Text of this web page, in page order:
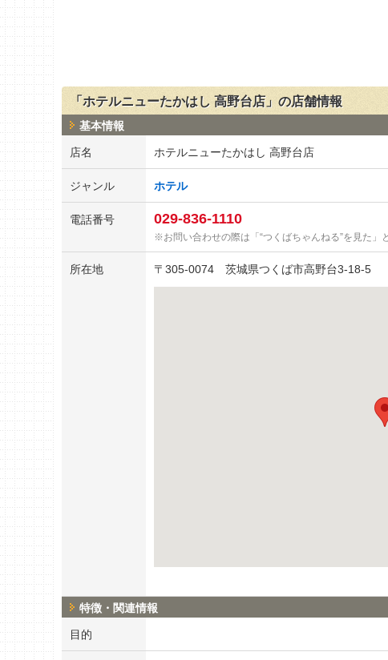
「ホテルニューたかはし 高野台店」の店舗情報
基本情報
店名 ホテルニューたかはし 高野台店
ジャンル ホテル
電話番号 029-836-1110
お問い合わせの際は「“つくばちゃんねる”を見た」
所在地 〒 305-0074 茨城県つくば市高野台3-18-5
特徴・関連情報
目的